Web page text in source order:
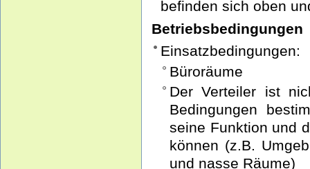
befinden sich oben
Betriebsbedingungen
Einsatzbedingungen:
Büroräume
Der Verteiler ist
Bedingungen
seine Funktion und
können (z.B.
und nasse Räume)